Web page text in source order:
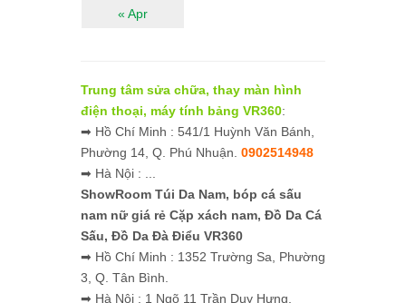
« Apr
Trung tâm sửa chữa, thay màn hình
điện thoại, máy tính bảng VR360:
➡ Hồ Chí Minh : 541/1 Huỳnh Văn Bánh,
Phường 14, Q. Phú Nhuận. 0902514948
➡ Hà Nội : ...
ShowRoom Túi Da Nam, bóp cá sấu
nam nữ giá rẻ Cặp xách nam, Đồ Da Cá
Sấu, Đồ Da Đà Điểu VR360
➡ Hồ Chí Minh : 1352 Trường Sa, Phường
3, Q. Tân Bình.
➡ Hà Nội : 1 Ngõ 11 Trần Duy Hưng,